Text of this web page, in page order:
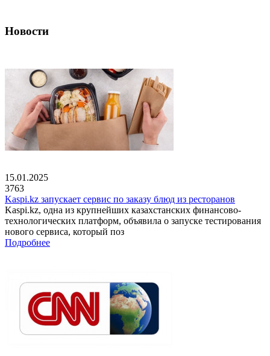
Новости
15.01.2025
3763
Kaspi.kz запускает сервис по заказу блюд из ресторанов
Kaspi.kz, одна из крупнейших казахстанских финансово-
технологических платформ, объявила о запуске тестирования
нового сервиса, который поз
Подробнее